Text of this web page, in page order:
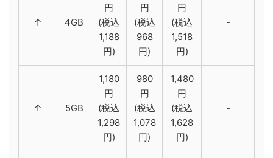
↑ 4GB
円
(税込
1,188
円)
円
(税込
968
円)
円
(税込
1,518
円)
-
↑ 5GB
1,180
円
(税込
1,298
円)
980
円
(税込
1,078
円)
1,480
円
(税込
1,628
円)
-